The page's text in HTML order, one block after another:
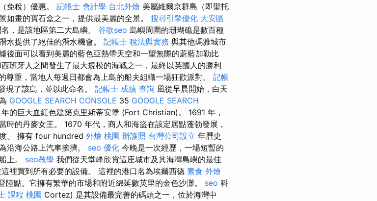
免稅）優惠。 記帳士 會計學 台北外燴 美屬維爾京群島（即聖托
如畫的寶石盒之一，提供最美麗的全景。 搜尋引擎優化 大安區
，是該地區第二大島嶼。 谷歌seo 島嶼周圍的珊瑚礁是數百種
水提供了絕佳的潛水機會。 記帳士 稅法與實務 與其他瑪雅城市
後面可以看到美麗的藍色亞熱帶天空和一望無際的蔚藍加勒比
班牙人之間發生了最大規模的海戰之一，最終以英國人的勝利
尊重，當地人每週日都會為上島的船夫組織一場狂歡派對。 記帳
現了該島，並以此命名。 記帳士 成績 查詢 風從早晨開始，白天
GOOGLE SEARCH CONSOLE 35 GOOGLE SEARCH
的巨大血紅色建築克里斯蒂安堡 (Fort Christian)。 1691 年，
時的丹麥女王。 1670 年代，商人和海盜在該定居點蓬勃發展，
。 擁有 four hundred 外燴 桃園 辦護照 台灣公司設立 年曆史
沿海公路上汽車擁擠。 seo 優化 今晚是一次經歷，一場短暫的
上。 seo教學 我們從天堂峰欣賞這座城市及其海灣島嶼的最佳
裡買到所有必要的設備。 這裡的港口名為埃爾西德 素食 外燴
點。它擁有繁華的市場和附近綿延數英里的金色沙灘。 seo 科
課程 桃園 Cortez) 是其設備最完善的碼頭之一，位於海灣中